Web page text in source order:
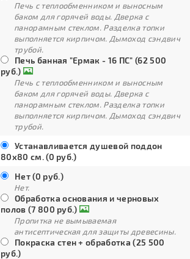
Печь с теплообменником и выносным
баком для горячей воды. Дверка с
панорамным стеклом. Разделка топки
выполняется кирпичом. Дымоход сэндвич
трубой.
Печь банная "Ермак - 16 ПС" (62 500
руб.)
Печь с теплообменником и выносным
баком для горячей воды. Дверка с
панорамным стеклом. Разделка топки
выполняется кирпичом. Дымоход сэндвич
трубой.
Устанавливается душевой поддон
80х80 см. (0 руб.)
Нет (0 руб.)
Нет.
Обработка основания и черновых
полов (7 800 руб.)
Пропитка не вымываемая
антисептическая для защиты древесины.
Покраска стен + обработка (25 500
руб.)